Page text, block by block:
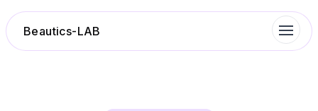
Beautics-LAB